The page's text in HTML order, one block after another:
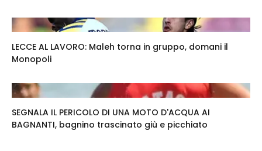
LECCE AL LAVORO: Maleh torna in gruppo, domani il
Monopoli
SEGNALA IL PERICOLO DI UNA MOTO D'ACQUA AI
BAGNANTI, bagnino trascinato giù e picchiato